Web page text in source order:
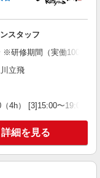
スタッフ
※研修期間（実働100時間
立飛
4h） [3]15:00〜19:00
詳細を見る